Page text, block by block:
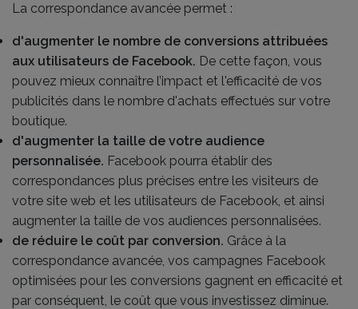
La correspondance avancée permet :
d'augmenter le nombre de conversions attribuées
aux utilisateurs de Facebook. De cette façon, vous
pouvez mieux connaître l’impact et l'efficacité de vos
publicités dans le nombre d'achats effectués sur votre
boutique.
d'augmenter la taille de votre audience
personnalisée. Facebook pourra établir des
correspondances plus précises entre les visiteurs de
votre site web et les utilisateurs de Facebook, et ainsi
augmenter la taille de vos audiences personnalisées.
de réduire le coût par conversion. Grâce à la
correspondance avancée, vos campagnes Facebook
optimisées pour les conversions gagnent en efficacité et
par conséquent, le coût que vous investissez diminue.